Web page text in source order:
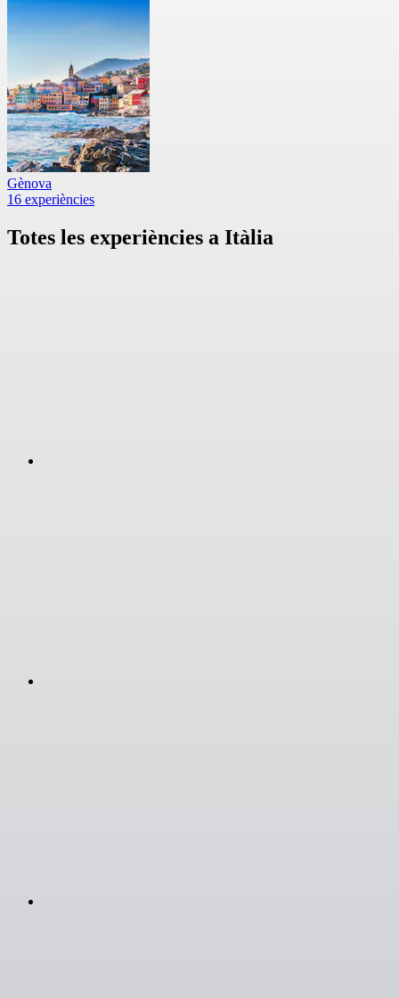
Gènova
16 experiències
Totes les experiències a Itàlia